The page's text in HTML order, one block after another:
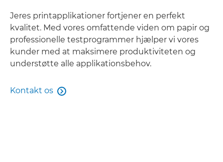
Jeres printapplikationer fortjener en perfekt
kvalitet. Med vores omfattende viden om papir og
professionelle testprogrammer hjælper vi vores
kunder med at maksimere produktiviteten og
understøtte alle applikationsbehov.
Kontakt os 